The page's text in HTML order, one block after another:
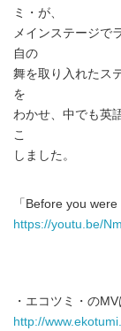
ミ・が、
メインステージで
自の
舞を取り入れたス
を
わかせ、中でも英
こ
しました。
「Before you were
https://youtu.be/
・エコツミ・の
http://